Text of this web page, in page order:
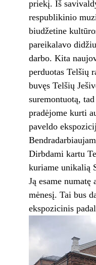
priekį. Iš
respublikinio
biudžetine
pareikalavo
darbo. Kita
perduotas Telšių
buvęs Telšių
suremontuotą,
pradėjome kurti
paveldo
Dirbdami kartu
kuriame unikalią
Ją esame
mėnesį. Tai bus
ekspozicinis